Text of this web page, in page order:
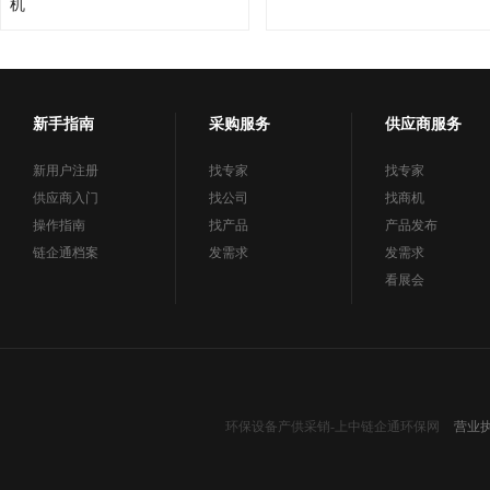
机
新手指南
新用户注册
供应商入门
操作指南
链企通档案
采购服务
找专家
找公司
找产品
发需求
供应商服务
找专家
找商机
产品发布
发需求
看展会
环保设备产供采销-上中链企通环保网 营业